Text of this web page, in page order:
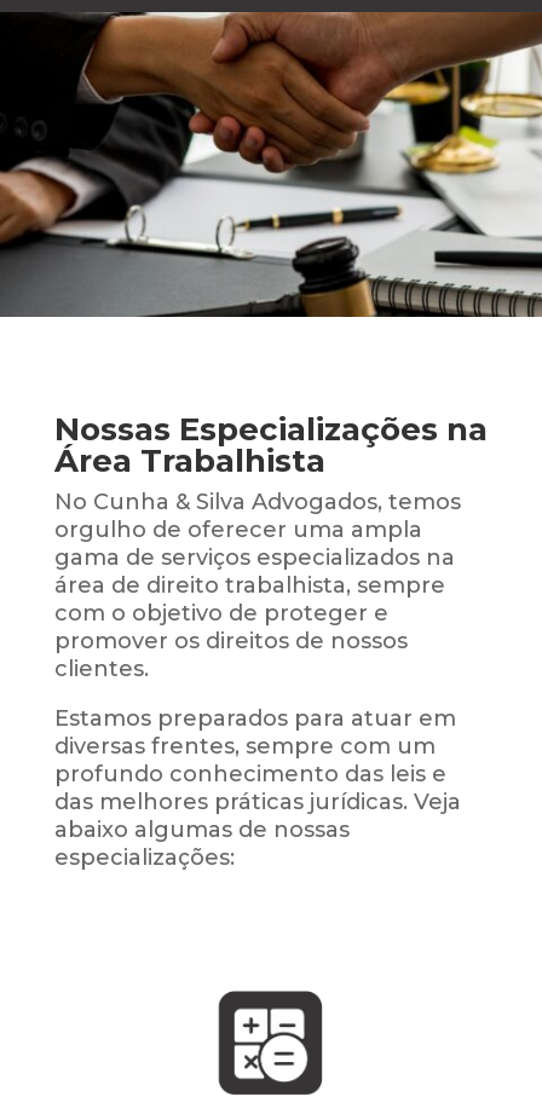
Nossas Especializações na
Área Trabalhista
No Cunha & Silva Advogados, temos
orgulho de oferecer uma ampla
gama de serviços especializados na
área de direito trabalhista, sempre
com o objetivo de proteger e
promover os direitos de nossos
clientes.
Estamos preparados para atuar em
diversas frentes, sempre com um
profundo conhecimento das leis e
das melhores práticas jurídicas. Veja
abaixo algumas de nossas
especializações: